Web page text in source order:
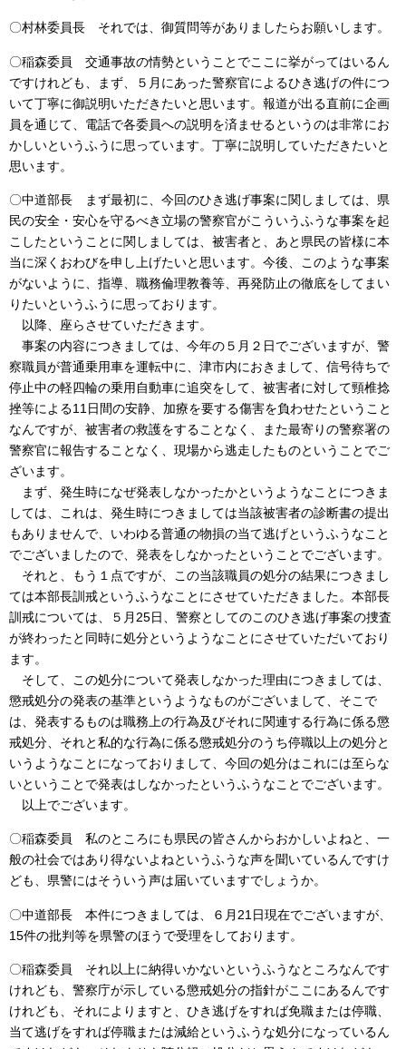
〇村林委員長 それでは、御質問等がありましたらお願いします。
〇稲森委員 交通事故の情勢ということでここに挙がってはいるん
ですけれども、まず、５月にあった警察官によるひき逃げの件につ
いて丁寧に御説明いただきたいと思います。報道が出る直前に企画
員を通じて、電話で各委員への説明を済ませるというのは非常にお
かしいというふうに思っています。丁寧に説明していただきたいと
思います。
〇中道部長 まず最初に、今回のひき逃げ事案に関しましては、県
民の安全・安心を守るべき立場の警察官がこういうふうな事案を起
こしたということに関しましては、被害者と、あと県民の皆様に本
当に深くおわびを申し上げたいと思います。今後、このような事案
がないように、指導、職務倫理教養等、再発防止の徹底をしてまい
りたいというふうに思っております。
以降、座らさせていただきます。
事案の内容につきましては、今年の５月２日でございますが、警
察職員が普通乗用車を運転中に、津市内におきまして、信号待ちで
停止中の軽四輪の乗用自動車に追突をして、被害者に対して頸椎捻
挫等による11日間の安静、加療を要する傷害を負わせたということ
なんですが、被害者の救護をすることなく、また最寄りの警察署の
警察官に報告することなく、現場から逃走したものということでご
ざいます。
まず、発生時になぜ発表しなかったかというようなことにつきま
しては、これは、発生時につきましては当該被害者の診断書の提出
もありませんで、いわゆる普通の物損の当て逃げというふうなこと
でございましたので、発表をしなかったということでございます。
それと、もう１点ですが、この当該職員の処分の結果につきまし
ては本部長訓戒というふうなことにさせていただきました。本部長
訓戒については、５月25日、警察としてのこのひき逃げ事案の捜査
が終わったと同時に処分というようなことにさせていただいており
ます。
そして、この処分について発表しなかった理由につきましては、
懲戒処分の発表の基準というようなものがございまして、そこで
は、発表するものは職務上の行為及びそれに関連する行為に係る懲
戒処分、それと私的な行為に係る懲戒処分のうち停職以上の処分と
いうようなことになっておりまして、今回の処分はこれには至らな
いということで発表はしなかったというふうなことでございます。
以上でございます。
〇稲森委員 私のところにも県民の皆さんからおかしいよねと、一
般の社会ではあり得ないよねというふうな声を聞いているんですけ
ども、県警にはそういう声は届いていますでしょうか。
〇中道部長 本件につきましては、６月21日現在でございますが、
15件の批判等を県警のほうで受理をしております。
〇稲森委員 それ以上に納得いかないというふうなところなんです
けれども、警察庁が示している懲戒処分の指針がここにあるんです
けれども、それによりますと、ひき逃げをすれば免職または停職、
当て逃げをすれば停職または減給というふうな処分になっているん